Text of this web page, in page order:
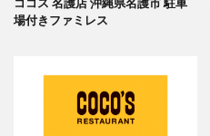
場付きファミレス